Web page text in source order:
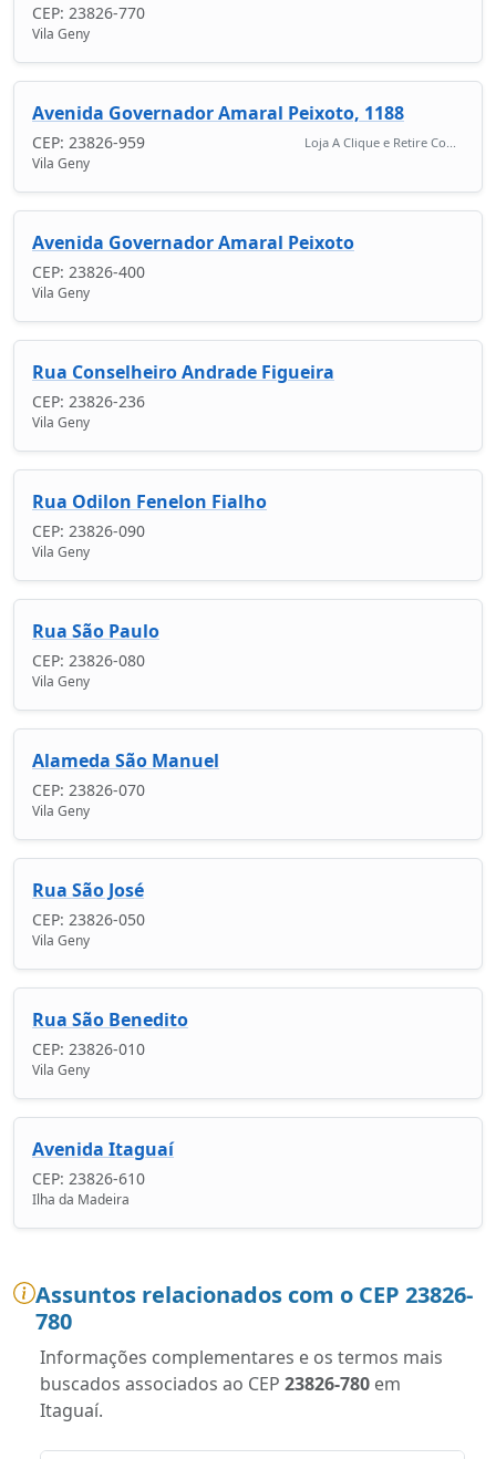
CEP: 23826-770
Vila Geny
Avenida Governador Amaral Peixoto, 1188
CEP: 23826-959 Loja A Clique e Retire Co...
Vila Geny
Avenida Governador Amaral Peixoto
CEP: 23826-400
Vila Geny
Rua Conselheiro Andrade Figueira
CEP: 23826-236
Vila Geny
Rua Odilon Fenelon Fialho
CEP: 23826-090
Vila Geny
Rua São Paulo
CEP: 23826-080
Vila Geny
Alameda São Manuel
CEP: 23826-070
Vila Geny
Rua São José
CEP: 23826-050
Vila Geny
Rua São Benedito
CEP: 23826-010
Vila Geny
Avenida Itaguaí
CEP: 23826-610
Ilha da Madeira
Assuntos relacionados com o CEP 23826-
780
Informações complementares e os termos mais
buscados associados ao CEP 23826-780 em
Itaguaí.